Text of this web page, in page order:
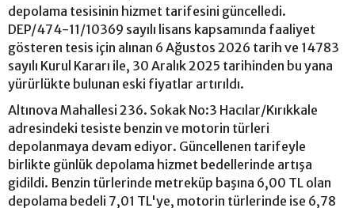
depolama tesisinin hizmet tarifesini güncelledi.
DEP/474-11/10369 sayılı lisans kapsamında faaliyet
gösteren tesis için alınan 6 Ağustos 2026 tarih ve 14783
sayılı Kurul Kararı ile, 30 Aralık 2025 tarihinden bu yana
yürürlükte bulunan eski fiyatlar artırıldı.
Altınova Mahallesi 236. Sokak No:3 Hacılar/Kırıkkale
adresindeki tesiste benzin ve motorin türleri
depolanmaya devam ediyor. Güncellenen tarifeyle
birlikte günlük depolama hizmet bedellerinde artışa
gidildi. Benzin türlerinde metreküp başına 6,00 TL olan
depolama bedeli 7,01 TL'ye, motorin türlerinde ise 6,78